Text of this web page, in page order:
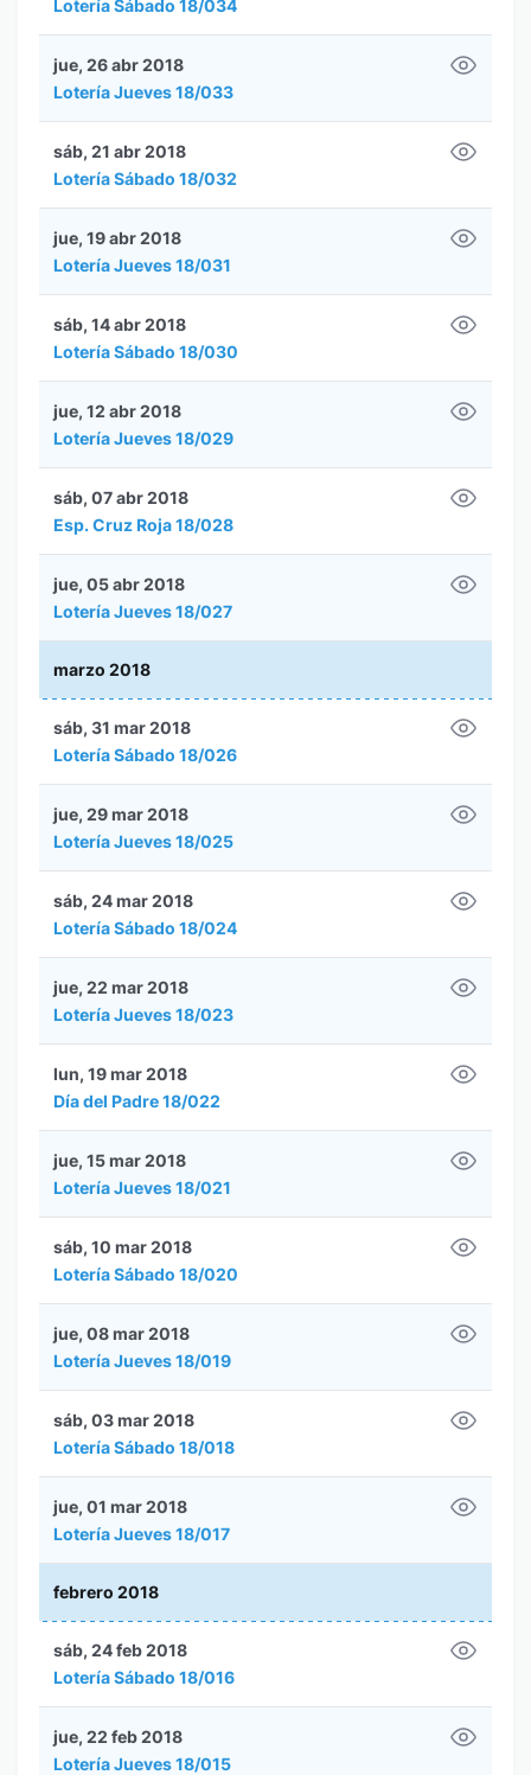
Lotería Sábado 18/034
Lotería Jueves 18/033
jue, 26 abr 2018
Lotería Sábado 18/032
sáb, 21 abr 2018
Lotería Jueves 18/031
jue, 19 abr 2018
Lotería Sábado 18/030
sáb, 14 abr 2018
Lotería Jueves 18/029
jue, 12 abr 2018
Esp. Cruz Roja 18/028
sáb, 07 abr 2018
Lotería Jueves 18/027
jue, 05 abr 2018
marzo 2018
Lotería Sábado 18/026
sáb, 31 mar 2018
Lotería Jueves 18/025
jue, 29 mar 2018
Lotería Sábado 18/024
sáb, 24 mar 2018
Lotería Jueves 18/023
jue, 22 mar 2018
Día del Padre 18/022
lun, 19 mar 2018
Lotería Jueves 18/021
jue, 15 mar 2018
Lotería Sábado 18/020
sáb, 10 mar 2018
Lotería Jueves 18/019
jue, 08 mar 2018
Lotería Sábado 18/018
sáb, 03 mar 2018
Lotería Jueves 18/017
jue, 01 mar 2018
febrero 2018
Lotería Sábado 18/016
sáb, 24 feb 2018
Lotería Jueves 18/015
jue, 22 feb 2018